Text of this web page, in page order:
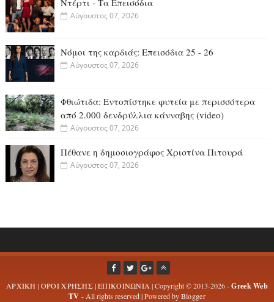
Ντέρτι - Τα Επεισόδια
Αύγουστος 07, 2026
Νόμοι της καρδιάς: Επεισόδια 25 - 26
Αύγουστος 07, 2026
Φθιώτιδα: Εντοπίστηκε φυτεία με περισσότερα
από 2.000 δενδρύλλια κάνναβης (video)
Αύγουστος 07, 2026
Πέθανε η δημοσιογράφος Χριστίνα Πιτουρά
Αύγουστος 07, 2026
ΑΡΧΙΚΗ |ΟΡΟΙ ΧΡΗΣΗΣ|ΕΠΙΚΟΙΝΩΝΙΑ | Copyright © 2013-2026 -Greek Web
TV - All rights reserved | Powered byBlogger